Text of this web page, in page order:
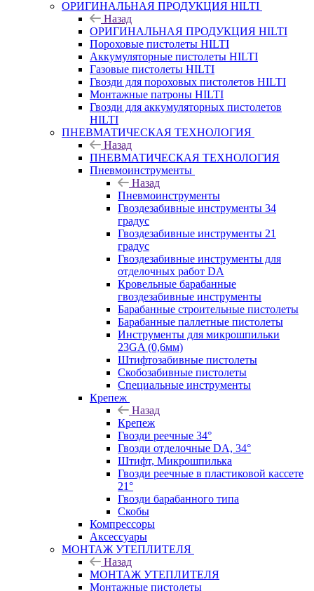
ОРИГИНАЛЬНАЯ ПРОДУКЦИЯ HILTI
Назад
ОРИГИНАЛЬНАЯ ПРОДУКЦИЯ HILTI
Пороховые пистолеты HILTI
Аккумуляторные пистолеты HILTI
Газовые пистолеты HILTI
Гвозди для пороховых пистолетов HILTI
Монтажные патроны HILTI
Гвозди для аккумуляторных пистолетов
HILTI
ПНЕВМАТИЧЕСКАЯ ТЕХНОЛОГИЯ
Назад
ПНЕВМАТИЧЕСКАЯ ТЕХНОЛОГИЯ
Пневмоинструменты
Назад
Пневмоинструменты
Гвоздезабивные инструменты 34
градус
Гвоздезабивные инструменты 21
градус
Гвоздезабивные инструменты для
отделочных работ DA
Кровельные барабанные
гвоздезабивные инструменты
Барабанные строительные пистолеты
Барабанные паллетные пистолеты
Инструменты для микрошпильки
23GA (0,6мм)
Штифтозабивные пистолеты
Скобозабивные пистолеты
Специальные инструменты
Крепеж
Назад
Крепеж
Гвозди реечные 34°
Гвозди отделочные DA, 34°
Штифт, Микрошпилька
Гвозди реечные в пластиковой кассете
21°
Гвозди барабанного типа
Скобы
Компрессоры
Аксессуары
МОНТАЖ УТЕПЛИТЕЛЯ
Назад
МОНТАЖ УТЕПЛИТЕЛЯ
Монтажные пистолеты